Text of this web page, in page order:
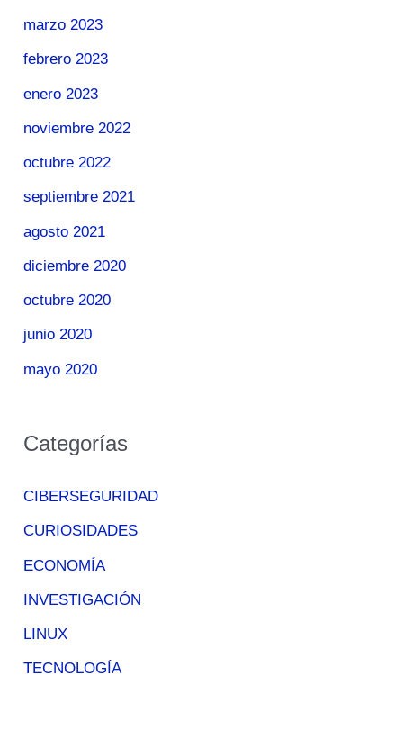
marzo 2023
febrero 2023
enero 2023
noviembre 2022
octubre 2022
septiembre 2021
agosto 2021
diciembre 2020
octubre 2020
junio 2020
mayo 2020
Categorías
CIBERSEGURIDAD
CURIOSIDADES
ECONOMÍA
INVESTIGACIÓN
LINUX
TECNOLOGÍA